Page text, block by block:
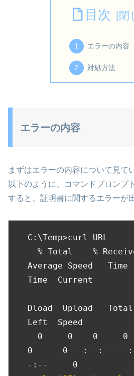
目次
エラーの内容
対処方法
エラーの内容
まずはエラーの内容について見て
以下のように、コマンドプロンプ
すると、証明書に関するエラーが
C:\Temp>curl URL
Average Speed
Time  Current
Dload  Upload
Left  Speed
0      0 --:--:-- --